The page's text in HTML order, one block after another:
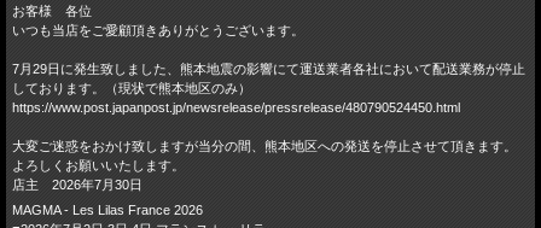
お客様 各位
いつも当店をご愛顧頂きありがとうございます。
7月29日に発生致しました、熊本地震の影響にて運送業者各社において配送業務が停止
しております。（現状で熊本地区のみ）
https://www.post.japanpost.jp/newsrelease/pressrelease/480790524450.html
大変ご迷惑をおかけ致しますが当分の間、熊本地区への発送を停止させて頂きます。
よろしくお願いいたします。
店主 2026年7月30日
MAGMA - Les Lilas France 2026